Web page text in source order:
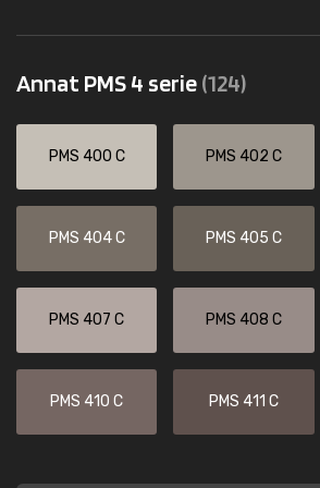
Annat PMS 4 serie(124)
PMS 400 C PMS 402 C
PMS 404 C PMS 405 C
PMS 407 C PMS 408 C
PMS 410 C PMS 411 C